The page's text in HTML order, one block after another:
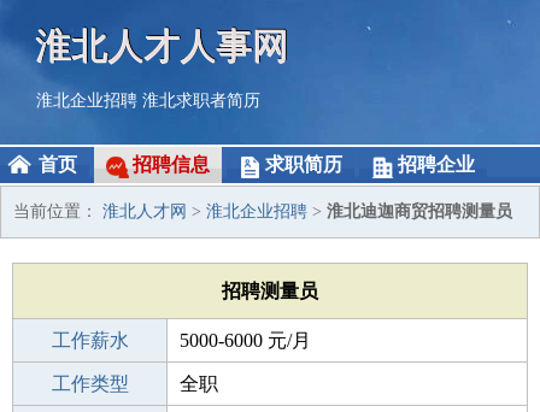
淮北人才人事网
淮北企业招聘 淮北求职者简历
首页 招聘信息 求职简历 招聘企业
当前位置： 淮北人才网 > 淮北企业招聘 > 淮北迪迦商贸招聘测量员
招聘测量员
工作薪水 5000-6000 元/月
招聘人数
工作类型 全职